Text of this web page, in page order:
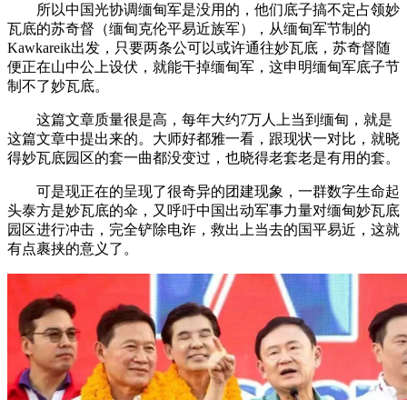
所以中国光协调缅甸军是没用的，他们底子搞不定占领妙
瓦底的苏奇督（缅甸克伦平易近族军），从缅甸军节制的
Kawkareik出发，只要两条公可以或许通往妙瓦底，苏奇督随
便正在山中公上设伏，就能干掉缅甸军，这申明缅甸军底子节
制不了妙瓦底。
这篇文章质量很是高，每年大约7万人上当到缅甸，就是
这篇文章中提出来的。大师好都雅一看，跟现状一对比，就晓
得妙瓦底园区的套一曲都没变过，也晓得老套老是有用的套。
可是现正在的呈现了很奇异的团建现象，一群数字生命起
头泰方是妙瓦底的伞，又呼吁中国出动军事力量对缅甸妙瓦底
园区进行冲击，完全铲除电诈，救出上当去的国平易近，这就
有点裹挟的意义了。